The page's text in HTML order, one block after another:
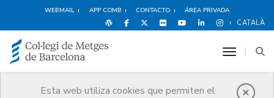
WEBMAIL APP COMB CONTACTO ÁREA PRIVADA
CATALÀ
Esta web utiliza cookies que permiten el
toggle